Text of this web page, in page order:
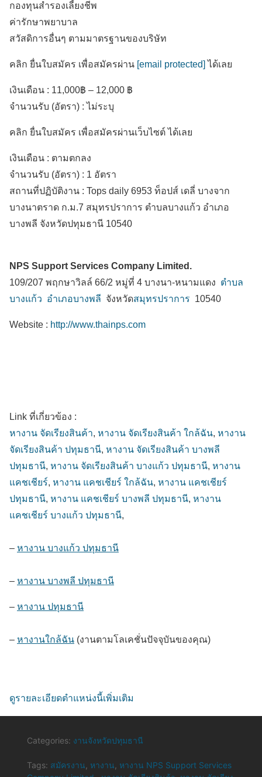
กองทุนสำรองเลี้ยงชีพ
ค่ารักษาพยาบาล
สวัสดิการอื่นๆ ตามมาตรฐานของบริษัท
คลิก ยื่นใบสมัคร เพื่อสมัครผ่าน [email protected] ได้เลย
เงินเดือน : 11,000฿ – 12,000 ฿
จำนวนรับ (อัตรา) : ไม่ระบุ
คลิก ยื่นใบสมัคร เพื่อสมัครผ่านเว็บไซต์ ได้เลย
เงินเดือน : ตามตกลง
จำนวนรับ (อัตรา) : 1 อัตรา
สถานที่ปฏิบัติงาน : Tops daily 6953 ท็อปส์ เดลี่ บางจาก
บางนาตราด ก.ม.7 สมุทรปราการ ตำบลบางแก้ว อำเภอ
บางพลี จังหวัดปทุมธานี 10540
NPS Support Services Company Limited.
109/207 พฤกษาวิลล์ 66/2 หมู่ที่ 4 บางนา-หนามแดง ตำบล
บางแก้ว อำเภอบางพลี จังหวัดสมุทรปราการ 10540
Website : http://www.thainps.com
Link ที่เกี่ยวข้อง :
หางาน จัดเรียงสินค้า, หางาน จัดเรียงสินค้า ใกล้ฉัน, หางาน
จัดเรียงสินค้า ปทุมธานี, หางาน จัดเรียงสินค้า บางพลี
ปทุมธานี, หางาน จัดเรียงสินค้า บางแก้ว ปทุมธานี, หางาน
แคชเชียร์, หางาน แคชเชียร์ ใกล้ฉัน, หางาน แคชเชียร์
ปทุมธานี, หางาน แคชเชียร์ บางพลี ปทุมธานี, หางาน
แคชเชียร์ บางแก้ว ปทุมธานี,
– หางาน บางแก้ว ปทุมธานี
– หางาน บางพลี ปทุมธานี
– หางาน ปทุมธานี
– หางานใกล้ฉัน (งานตามโลเคชั่นปัจจุบันของคุณ)
ดูรายละเอียดตำแหน่งนี้เพิ่มเติม
Categories: งานจังหวัดปทุมธานี
Tags: สมัครงาน หางาน หางาน NPS Support Services